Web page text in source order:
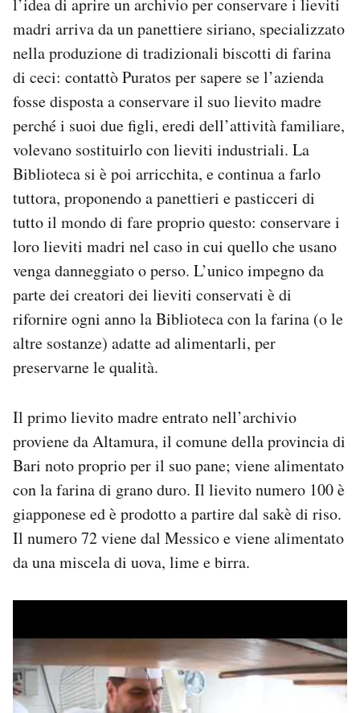
l’idea di aprire un archivio per conservare i lieviti
madri arriva da un panettiere siriano, specializzato
nella produzione di tradizionali biscotti di farina
di ceci: contattò Puratos per sapere se l’azienda
fosse disposta a conservare il suo lievito madre
perché i suoi due figli, eredi dell’attività familiare,
volevano sostituirlo con lieviti industriali. La
Biblioteca si è poi arricchita, e continua a farlo
tuttora, proponendo a panettieri e pasticceri di
tutto il mondo di fare proprio questo: conservare i
loro lieviti madri nel caso in cui quello che usano
venga danneggiato o perso. L’unico impegno da
parte dei creatori dei lieviti conservati è di
rifornire ogni anno la Biblioteca con la farina (o le
altre sostanze) adatte ad alimentarli, per
preservarne le qualità.
Il primo lievito madre entrato nell’archivio
proviene da Altamura, il comune della provincia di
Bari noto proprio per il suo pane; viene alimentato
con la farina di grano duro. Il lievito numero 100 è
giapponese ed è prodotto a partire dal sakè di riso.
Il numero 72 viene dal Messico e viene alimentato
da una miscela di uova, lime e birra.